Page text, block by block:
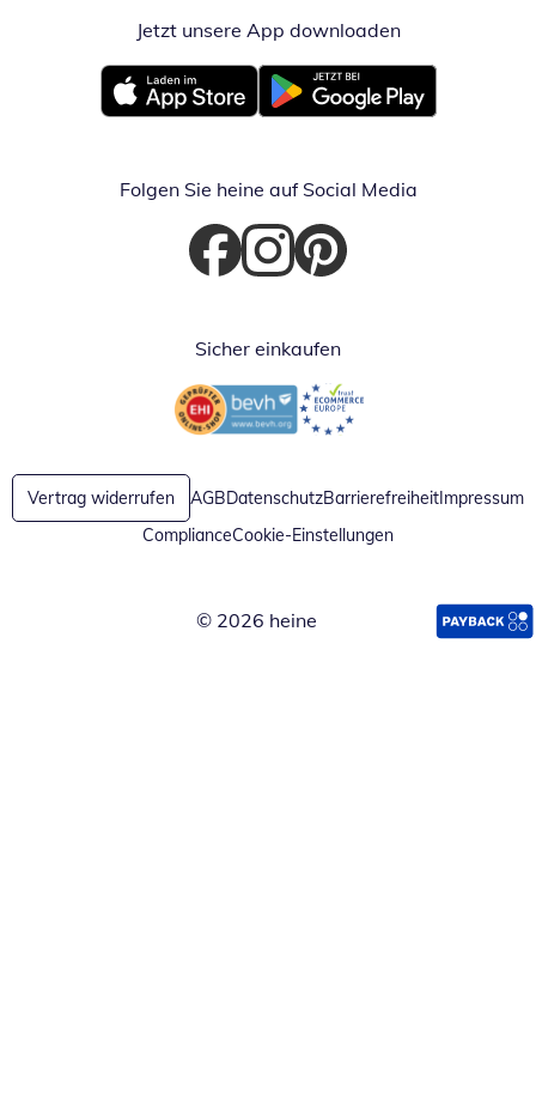
Jetzt unsere App downloadenÖffnet in
Öffnet in neuem FensterÖffnet in neuem Fenster
Folgen Sie heine auf Social Media
Öffnet in neuem Fenster
Öffnet in neuem Fenster
Öffnet in neuem Fenster
Sicher einkaufen
Öffnet in neuem FensterÖffnet in neuem Fenster
Vertrag widerrufen AGBDatenschutzBarrierefreiheitImpressum
ComplianceCookie-Einstellungen
© 2026 heine